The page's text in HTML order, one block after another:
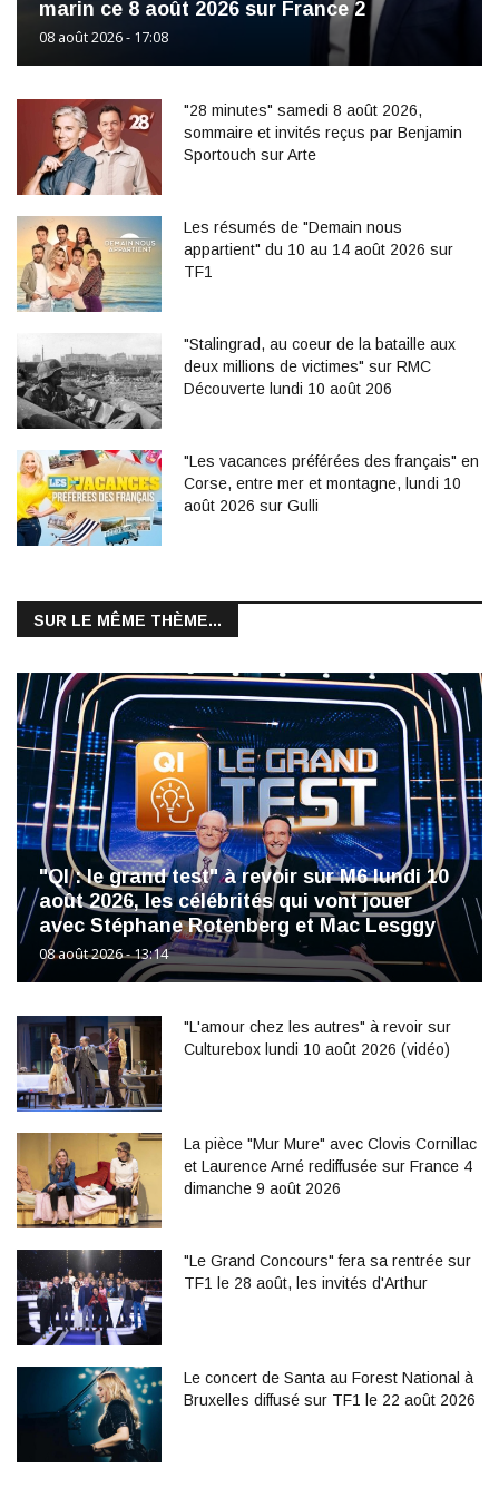
marin ce 8 août 2026 sur France 2
08 août 2026 - 17:08
"28 minutes" samedi 8 août 2026,
sommaire et invités reçus par Benjamin
Sportouch sur Arte
Les résumés de "Demain nous
appartient" du 10 au 14 août 2026 sur
TF1
"Stalingrad, au coeur de la bataille aux
deux millions de victimes" sur RMC
Découverte lundi 10 août 206
"Les vacances préférées des français" en
Corse, entre mer et montagne, lundi 10
août 2026 sur Gulli
SUR LE MÊME THÈME...
"QI : le grand test" à revoir sur M6 lundi 10
août 2026, les célébrités qui vont jouer
avec Stéphane Rotenberg et Mac Lesggy
08 août 2026 - 13:14
"L'amour chez les autres" à revoir sur
Culturebox lundi 10 août 2026 (vidéo)
La pièce "Mur Mure" avec Clovis Cornillac
et Laurence Arné rediffusée sur France 4
dimanche 9 août 2026
"Le Grand Concours" fera sa rentrée sur
TF1 le 28 août, les invités d'Arthur
Le concert de Santa au Forest National à
Bruxelles diffusé sur TF1 le 22 août 2026